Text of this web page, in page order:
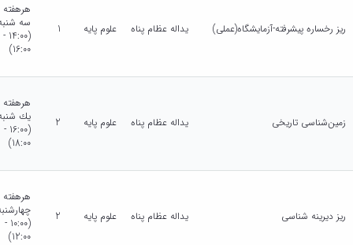
ریز رخساره پیشرفته-آزمایشگاه(عملی) یداله عظام پناه علوم پایه 1
هرهفته
سه
(14:00 -
16:00)
زمین‌شناسی تاریخی یداله عظام پناه علوم پایه 2
هرهفته
يك
(16:00 -
18:00)
ریز دیرینه شناسی یداله عظام پناه علوم پایه 2
هرهفته
(10:00 -
12:00)